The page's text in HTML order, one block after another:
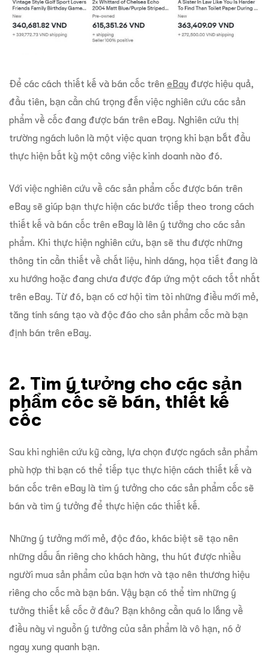
Để các cách thiết kế và bán cốc trên eBay được hiệu quả,
đầu tiên, bạn cần chú trọng đến việc nghiên cứu các sản
phẩm về cốc đang được bán trên eBay. Nghiên cứu thị
trường ngách luôn là một việc quan trọng khi bạn bắt đầu
thực hiện bất kỳ một công việc kinh doanh nào đó.
Với việc nghiên cứu về các sản phẩm cốc được bán trên
eBay sẽ giúp bạn thực hiện các bước tiếp theo trong cách
thiết kế và bán cốc trên eBay là lên ý tưởng cho các sản
phẩm. Khi thực hiện nghiên cứu, bạn sẽ thu được những
thông tin cần thiết về chất liệu, hình dáng, họa tiết đang là
xu hướng hoặc đang chưa được đáp ứng một cách tốt nhất
trên eBay. Từ đó, bạn có cơ hội tìm tòi những điều mới mẻ,
tăng tính sáng tạo và độc đáo cho sản phẩm cốc mà bạn
định bán trên eBay.
2. Tìm ý tưởng cho các sản
phẩm cốc sẽ bán, thiết kế
cốc
Sau khi nghiên cứu kỹ càng, lựa chọn được ngách sản phẩm
phù hợp thì bạn có thể tiếp tục thực hiện cách thiết kế và
bán cốc trên eBay là tìm ý tưởng cho các sản phẩm cốc sẽ
bán và tìm ý tưởng để thực hiện các thiết kế.
Những ý tưởng mới mẻ, độc đáo, khác biệt sẽ tạo nên
những dấu ấn riêng cho khách hàng, thu hút được nhiều
người mua sản phẩm của bạn hơn và tạo nên thương hiệu
riêng cho cốc mà bạn bán. Vậy bạn có thể tìm những ý
tưởng thiết kế cốc ở đâu? Bạn không cần quá lo lắng về
điều này vì nguồn ý tưởng của sản phẩm là vô hạn, nó ở
ngay xung quanh bạn.